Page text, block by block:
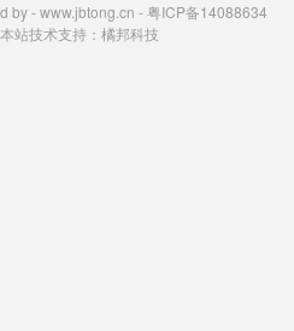
by -www.jbtong.cn -粤ICP备14088634
站技术支持： 橘邦科技